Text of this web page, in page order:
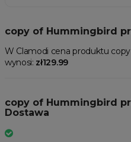
copy of Hummingbird
W Clamodi cena produktu
wynosi: zł129.99
copy of Hummingbird
Dostawa